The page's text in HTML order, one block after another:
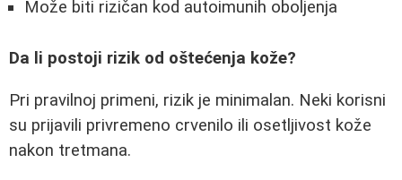
Može biti rizičan kod autoimunih oboljenja
Da li postoji rizik od oštećenja kože?
Pri pravilnoj primeni, rizik je minimalan. Neki korisni
su prijavili privremeno crvenilo ili osetljivost kože
nakon tretmana.